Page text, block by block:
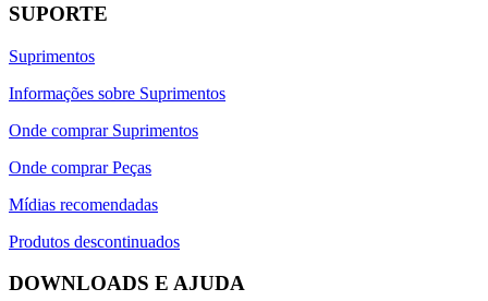
SUPORTE
Suprimentos
Informações sobre Suprimentos
Onde comprar Suprimentos
Onde comprar Peças
Mídias recomendadas
Produtos descontinuados
DOWNLOADS E AJUDA